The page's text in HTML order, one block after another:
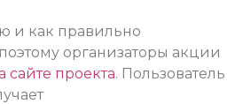
и как правильно
организаторы акции
сайте проекта. Пользователь